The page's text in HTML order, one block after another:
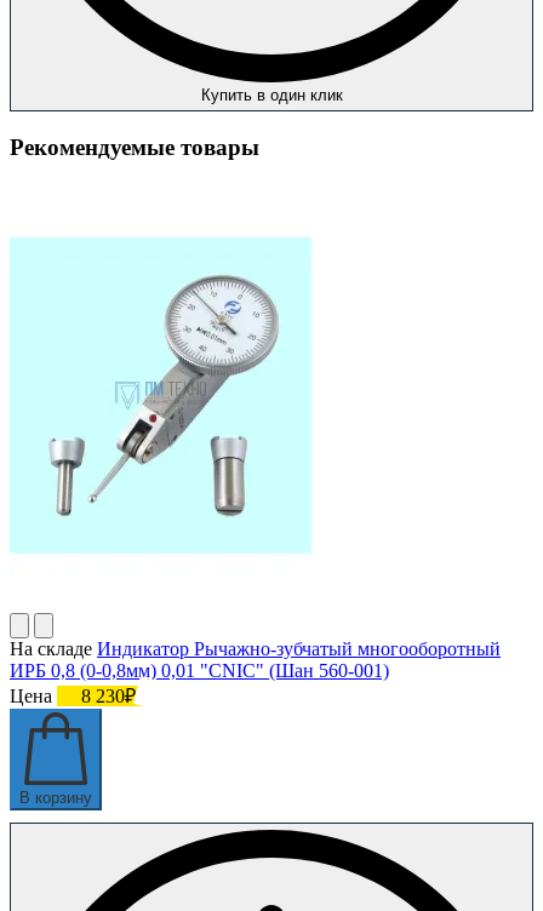
Купить в один клик
Рекомендуемые товары
На складе Индикатор Рычажно-зубчатый многооборотный
ИРБ 0,8 (0-0,8мм) 0,01 "CNIC" (Шан 560-001)
Цена
8 230₽
В корзину